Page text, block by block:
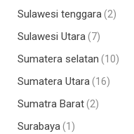
Sulawesi tenggara(2)
Sulawesi Utara(7)
Sumatera selatan (10)
Sumatera Utara(16)
Sumatra Barat(2)
Surabaya(1)